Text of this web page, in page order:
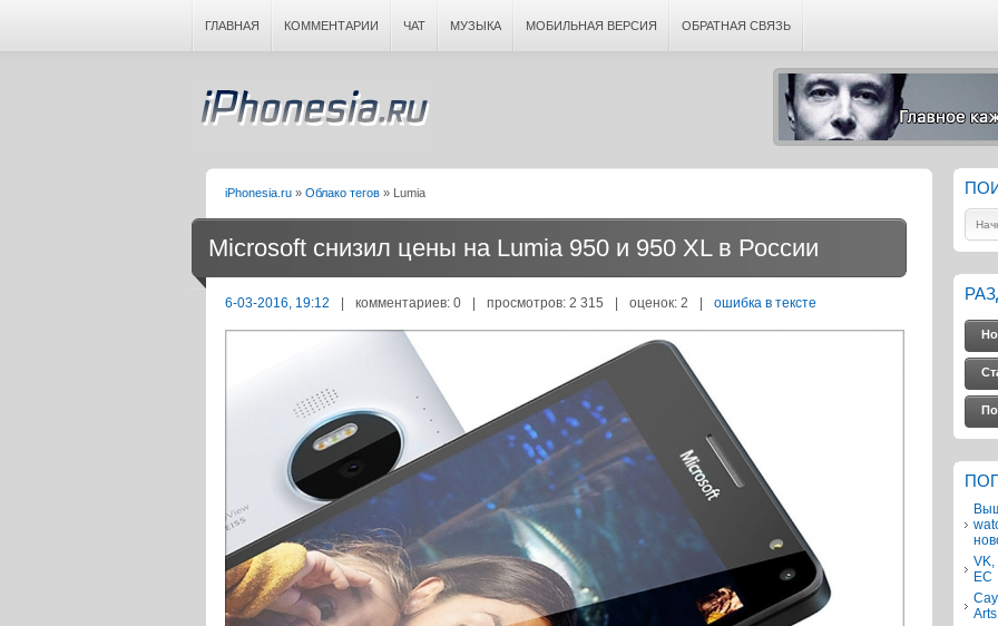
ГЛАВНАЯ КОММЕНТАРИИ ЧАТ МУЗЫКА МОБИЛЬНАЯ ВЕРСИЯ ОБРАТНАЯ СВЯЗЬ
iPhonesia.ru » Облако тегов » Lumia
Microsoft снизил цены на Lumia 950 и 950 XL в России
6-03-2016, 19:12 | комментариев: 0 | просмотров: 2 315 | оценок: 2 | ошибка в тексте
VK,
ЕС
Arts